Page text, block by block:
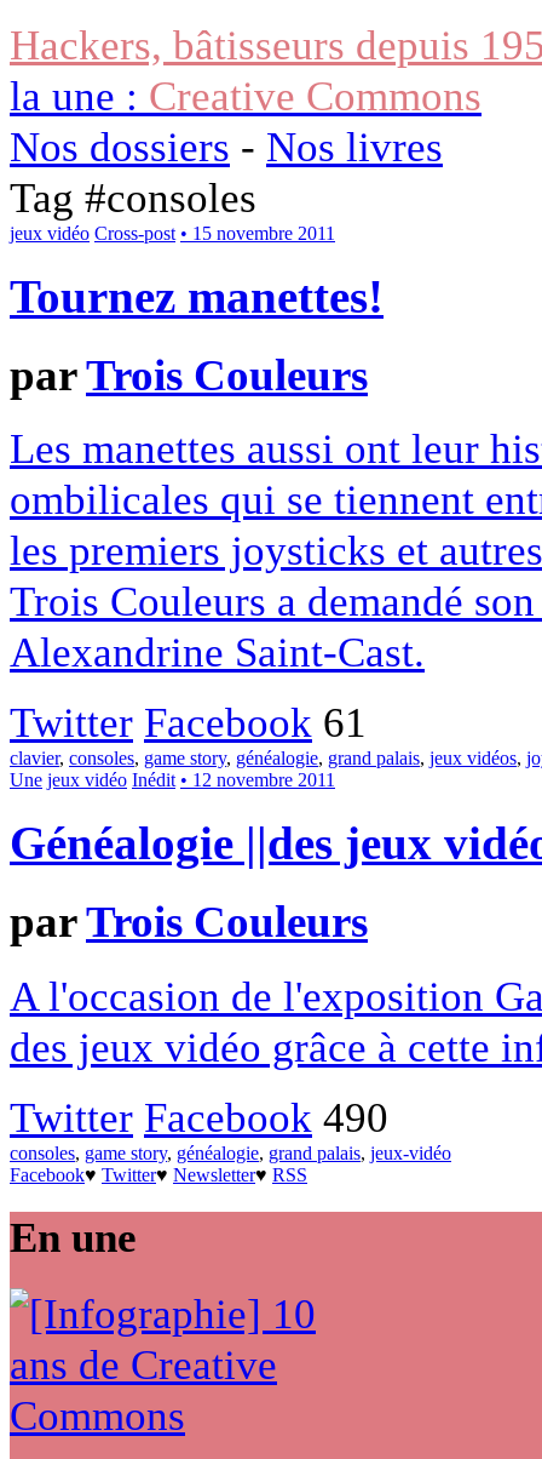
Hackers, bâtisseurs depuis
la une : Creative Commons
Nos dossiers - Nos livres
Tag #consoles
jeux vidéo Cross-post • 15 novembre 2011
Tournez manettes!
parTrois Couleurs
Les manettes aussi ont leur
ombilicales qui se tiennent
les premiers joysticks et
Trois Couleurs a demandé
Alexandrine Saint-Cast.
Twitter Facebook 61
clavier, consoles, game story, généalogie, grand palais, jeux vidéos,
Une jeux vidéo Inédit • 12 novembre 2011
Généalogie ||des jeux
parTrois Couleurs
A l'occasion de l'exposition
des jeux vidéo grâce à cette
Twitter Facebook 490
consoles, game story, généalogie, grand palais, jeux-vidéo
Facebook♥ Twitter♥ Newsletter♥ RSS
En une